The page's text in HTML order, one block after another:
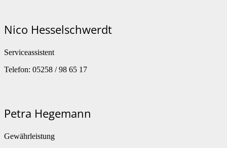
Nico Hesselschwerdt
Serviceassistent
Telefon: 05258 / 98 65 17
Petra Hegemann
Gewährleistung